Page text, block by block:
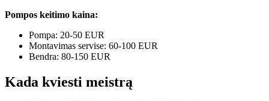
Pompos keitimo kaina:
Pompa: 20-50 EUR
Montavimas servise: 60-100 EUR
Bendra: 80-150 EUR
Kada kviesti meistrą